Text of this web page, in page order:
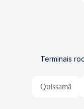
Terminais
Quissamã